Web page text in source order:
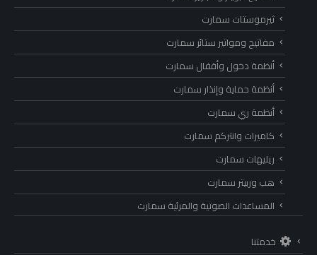
ثيرموستات سمارت
مفاتيح ومواتير ستائر سمارت
أنظمة دخول وأقفال سمارت
أنظمة حماية وإنذار سمارت
أنظمة ري سمارت
كاميرات وانتركم سمارت
ريليهات سمارت
هب وربيتر سمارت
المساعدات الصوتية والمرئية سمارت
خدمتنا